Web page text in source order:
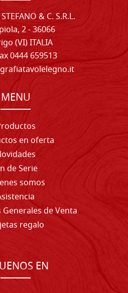
& C. S.R.L.
2 - 36066
(VI) ITALIA
0444 659513
MENU
en oferta
de Serie
somos
de Venta
regalo
EN